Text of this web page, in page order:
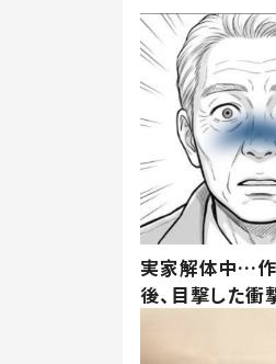
実家解体中…作
後、目撃した衝